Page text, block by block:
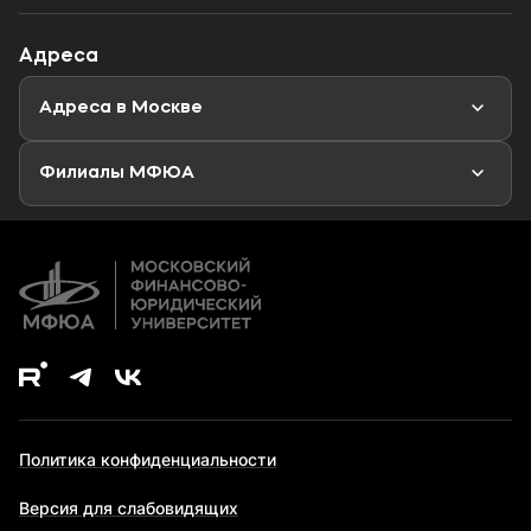
Мероприятия
Специалитет
Магистратура
Аспирантура
Дополнительное образование
Новости
Адреса
Адреса в Москве
Филиалы МФЮА
Политика конфиденциальности
Версия для слабовидящих